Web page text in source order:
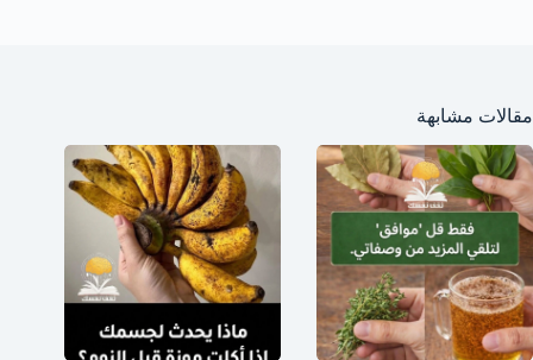
مقالات مشابهة